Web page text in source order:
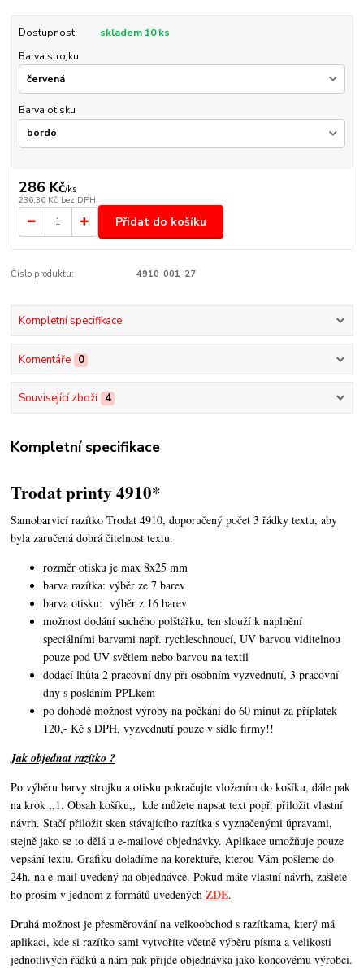
Dostupnost
skladem 10 ks
Barva strojku
Barva otisku
286 Kč/ks
236,36 Kč bez DPH
Přidat do košíku
Číslo produktu: 4910-001-27
Kompletní specifikace
Komentáře 0
Související zboží 4
Kompletní specifikace
Trodat printy 4910*
Samobarvicí razítko Trodat 4910, doporučený počet 3 řádky textu,aby
byla zaručená dobrá čitelnost textu.
rozměr otisku je max 8x25 mm
barva razítka: výběr ze 7 barev
barva otisku: výběr z 16 barev
možnost dodání suchého polštářku, ten slouží k naplnění
speciálními barvami např. rychleschnoucí, UV barvou viditelnou
pouze pod UV světlem nebo barvou na textil
dodací lhůta 2 pracovní dny při osobním vyzvednutí, 3 pracovní
dny s posláním PPLkem
po dohodě možnost výroby na počkání do 60 minut za příplatek
120,- Kč s DPH, vyzvednutí pouze v sídle firmy!!
Jak objednat razítko ?
Po výběru barvy strojku a otisku pokračujte vložením do košíku, dále pak
na krok ,,1. Obsah košíku,, kde můžete napsat text popř. přiložit vlastní
návrh. Stačí přiložit sken stávajícího razítka s vyznačenými úpravami,
stejně jako se to dělá u e-mailové objednávky. Aplikace umožňuje pouze
vepsání textu. Grafiku doladíme na korektuře, kterou Vám pošleme do
24h. na e-mail uvedený na objednávce. Pokud máte vlastní návrh,zašlete
ho prosím v jednom z formátů uvedenýchZDE.
Druhá možnost je přesměrování na velkoobchod s razítkama, který má
aplikaci, kde si razítko sami vytvoříte včetně výběru písma a velikosti
jednotlivých řádků a nám pak přijde objednávka jako koncovému výrobci.